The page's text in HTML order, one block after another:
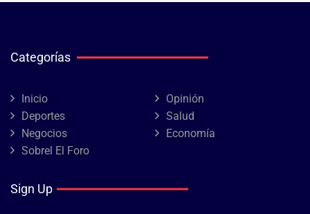
Categorías
Inicio
Opinión
Deportes
Salud
Negocios
Economía
Sobrel El Foro
Sign Up